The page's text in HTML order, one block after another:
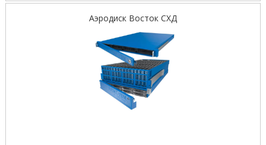
Аэродиск Восток СХД